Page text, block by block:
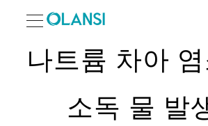
나트륨 차아
소독 물 발